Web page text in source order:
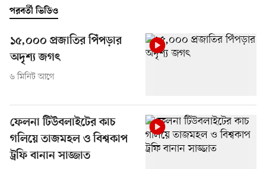
পরবর্তী ভিডিও
১৫,০০০ প্রজাতির পিঁপড়ার
অদৃশ্য জগৎ
৬ মিনিট আগে
ফেলনা টিউবলাইটের কাচ
গলিয়ে তাজমহল ও বিশ্বকাপ
ট্রফি বানান সাজ্জাত